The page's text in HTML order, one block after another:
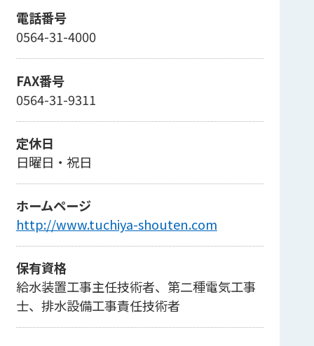
電話番号
0564-31-4000
FAX番号
0564-31-9311
定休日
日曜日・祝日
ホームページ
http://www.tuchiya-shouten.com
保有資格
給水装置工事主任技術者、第二種電気工事
士、排水設備工事責任技術者